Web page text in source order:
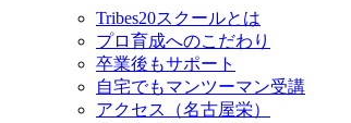
Tribes20スクールとは
プロ育成へのこだわり
卒業後もサポート
自宅でもマンツーマン受講
アクセス（名古屋栄）